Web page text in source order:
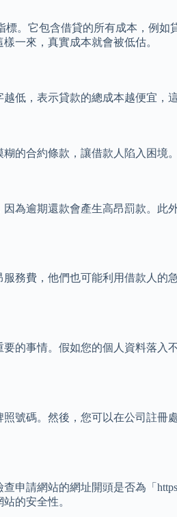
標。它包含借貸的所有成本，例
一來，真實成本就會被低估。
低，表示貸款的總成本越便宜，
的合約條款，讓借款人陷入困境
為逾期還款會產生高昂罰款。
務費，他們也可能利用借款人
的事情。假如您的個人資料落
號碼。然後，您可以在公司註
申請網站的網址開頭是否為「
的安全性。